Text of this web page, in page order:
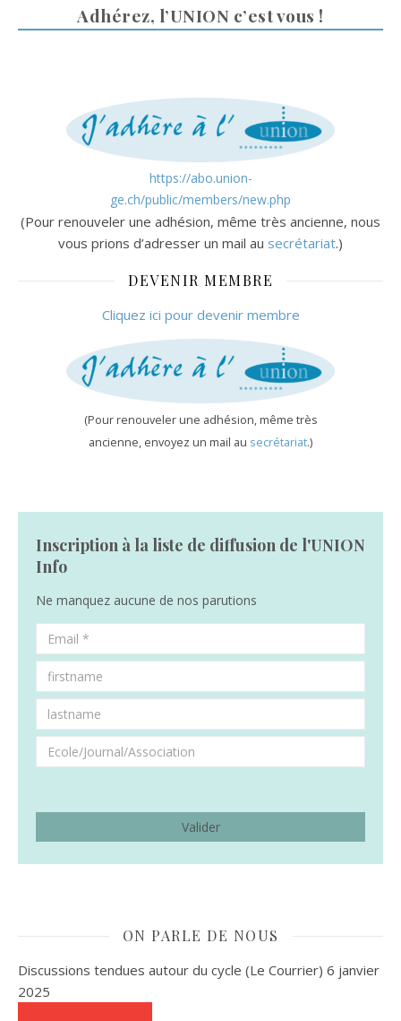
Adhérez, l’UNION c’est vous !
https://abo.union-
ge.ch/public/members/new.php
(Pour renouveler une adhésion, même très ancienne, nous
vous prions d’adresser un mail au secrétariat.)
DEVENIR MEMBRE
Cliquez ici pour devenir membre
(Pour renouveler une adhésion, même très
ancienne, envoyez un mail au secrétariat.)
Inscription à la liste de diffusion de l'UNION
Info
Ne manquez aucune de nos parutions
ON PARLE DE NOUS
Discussions tendues autour du cycle (Le Courrier) 6 janvier
2025